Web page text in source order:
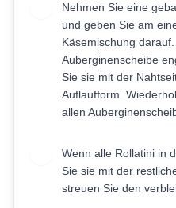
Nehmen Sie eine
und geben Sie am
Käsemischung
Auberginenscheibe
Sie sie mit der
Auflaufform.
allen
Wenn alle Rollatini in
Sie sie mit der
streuen Sie den